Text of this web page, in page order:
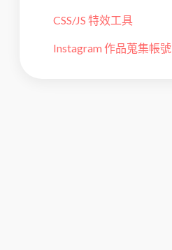
CSS/JS 特效工具
Instagram 作品蒐集帳號